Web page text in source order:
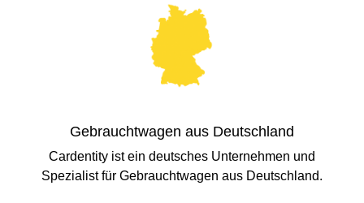
Gebrauchtwagen aus Deutschland
Cardentity ist ein deutsches Unternehmen und
Spezialist für Gebrauchtwagen aus Deutschland.